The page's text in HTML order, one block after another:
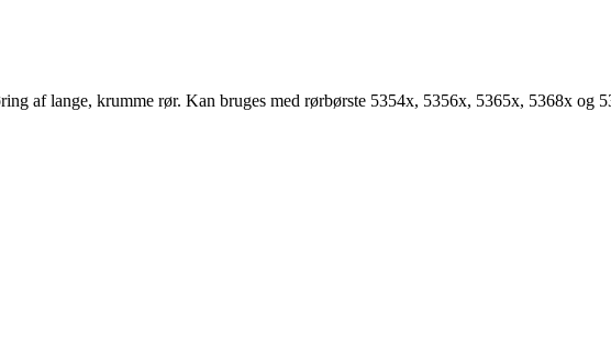
af lange, krumme rør. Kan bruges med rørbørste 5354x, 5356x, 5365x, 5368x og